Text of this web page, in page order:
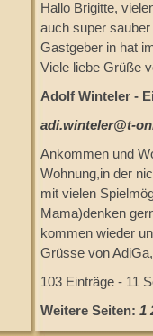
Hallo Brigitte,
auch super
Gastgeber in hat
Viele liebe Grüße
Adolf Winteler -
adi.winteler@t-
Ankommen und
Wohnung,in der
mit vielen
Mama)denken
kommen wieder
Grüsse von
103 Einträge - 11
Weitere Seiten: 1